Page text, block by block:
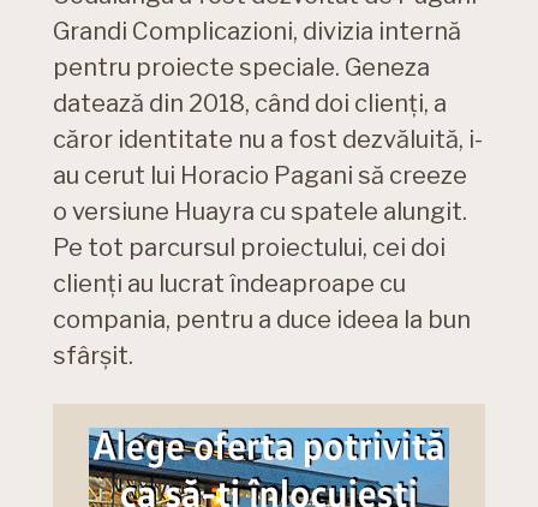
Grandi Complicazioni, divizia internă
pentru proiecte speciale. Geneza
datează din 2018, când doi clienți, a
căror identitate nu a fost dezvăluită, i-
au cerut lui Horacio Pagani să creeze
o versiune Huayra cu spatele alungit.
Pe tot parcursul proiectului, cei doi
clienți au lucrat îndeaproape cu
compania, pentru a duce ideea la bun
sfârșit.